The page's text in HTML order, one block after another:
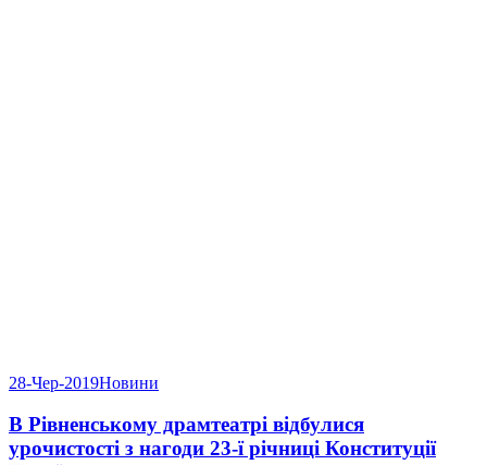
28-Чер-2019Новини
В Рівненському драмтеатрі відбулися
урочистості з нагоди 23-ї річниці Конституції